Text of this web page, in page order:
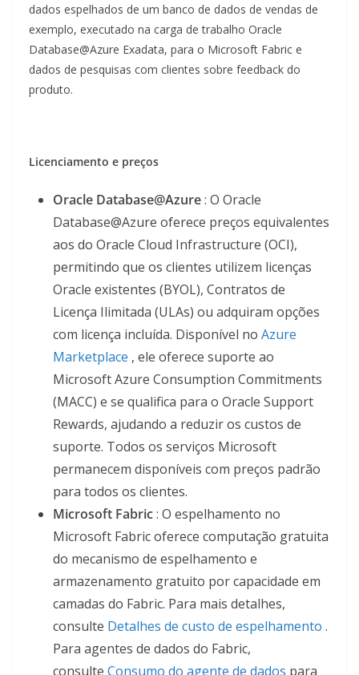
dados espelhados de um banco de dados de vendas de
exemplo, executado na carga de trabalho Oracle
Database@Azure Exadata, para o Microsoft Fabric e
dados de pesquisas com clientes sobre feedback do
produto.
Licenciamento e preços
Oracle Database@Azure: O Oracle
Database@Azure oferece preços equivalentes
aos do Oracle Cloud Infrastructure (OCI),
permitindo que os clientes utilizem licenças
Oracle existentes (BYOL), Contratos de
Licença Ilimitada (ULAs) ou adquiram opções
com licença incluída. Disponível no Azure
Marketplace , ele oferece suporte ao
Microsoft Azure Consumption Commitments
(MACC) e se qualifica para o Oracle Support
Rewards, ajudando a reduzir os custos de
suporte. Todos os serviços Microsoft
permanecem disponíveis com preços padrão
para todos os clientes.
Microsoft Fabric: O espelhamento no
Microsoft Fabric oferece computação gratuita
do mecanismo de espelhamento e
armazenamento gratuito por capacidade em
camadas do Fabric. Para mais detalhes,
consulte Detalhes de custo de espelhamento .
Para agentes de dados do Fabric,
consulte Consumo do agente de dados para